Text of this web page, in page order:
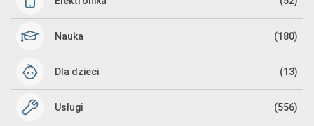
Nauka (180)
Dla dzieci (13)
Usługi (556)